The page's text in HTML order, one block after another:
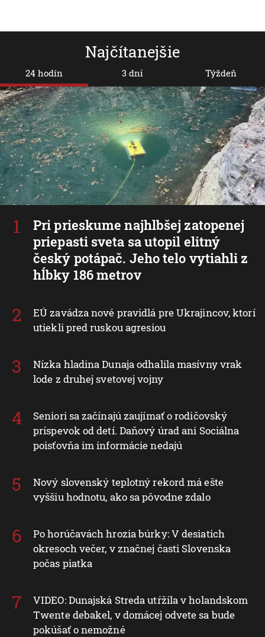
Najčítanejšie
24 hodín
Pri prieskume najhlbšej zatopenej
priepasti sveta sa utopil elitný
český potápač. Jeho telo vytiahli z
hĺbky 186 metrov
EÚ zavádza nové pravidlá pre Ukrajincov, ktorí
utiekli pred ruskou agresiou
Nízka hladina Dunaja odhalila masívny vrak
lode z druhej svetovej vojny
Seniori sa začínajú zaujímať o rodičovský
príspevok od detí. Daňový úrad ani Sociálna
poisťovňa im informácie nedajú
Nový slovenský teplotný rekord má ešte
vyššiu hodnotu, ako sa pôvodne zdalo
Po horúčavách hrozia búrky: V desiatich
okresoch večer, v značnej časti Slovenska
počas piatka
VIDEO: Dunajská Streda utŕžila v holandskom
Twente debakel, v domácej odvete sa bude
pokúšať o nemožné
3 dni Týždeň